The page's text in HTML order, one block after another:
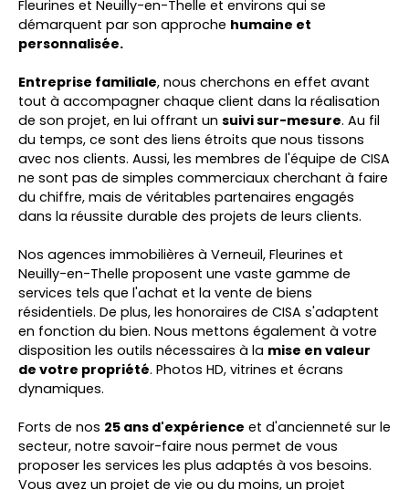
Fleurines et Neuilly-en-Thelle et environs qui se
démarquent par son approche humaine et
personnalisée.
Entreprise familiale, nous cherchons en effet avant
tout à accompagner chaque client dans la réalisation
de son projet, en lui offrant un suivi sur-mesure. Au fil
du temps, ce sont des liens étroits que nous tissons
avec nos clients. Aussi, les membres de l'équipe de CISA
ne sont pas de simples commerciaux cherchant à faire
du chiffre, mais de véritables partenaires engagés
dans la réussite durable des projets de leurs clients.
Nos agences immobilières à Verneuil, Fleurines et
Neuilly-en-Thelle proposent une vaste gamme de
services tels que l'achat et la vente de biens
résidentiels. De plus, les honoraires de CISA s'adaptent
en fonction du bien. Nous mettons également à votre
disposition les outils nécessaires à la mise en valeur
de votre propriété. Photos HD, vitrines et écrans
dynamiques.
Forts de nos 25 ans d'expérience et d'ancienneté sur le
secteur, notre savoir-faire nous permet de vous
proposer les services les plus adaptés à vos besoins.
Vous avez un projet de vie ou du moins, un projet